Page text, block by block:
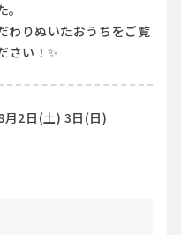
わりぬいたおうちをご覧
さい！✨
2日(土) 3日(日)